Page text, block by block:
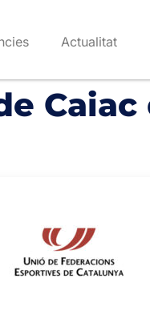
Actualitat
Caiac